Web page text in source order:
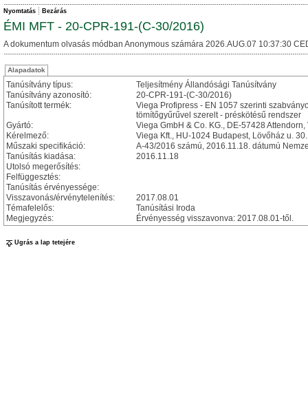
Nyomtatás Bezárás
ÉMI MFT - 20-CPR-191-(C-30/2016)
A dokumentum olvasás módban Anonymous számára 2026.AUG.07 10:37:30
Alapadatok
Tanúsítvány típus:
Teljesítmény Állandósági Tanúsítvány
Tanúsítvány azonosító:
20-CPR-191-(C-30/2016)
Tanúsított termék:
Viega Profipress - EN 1057 szerinti
tömítőgyűrűvel szerelt - préskötésű rendszer
Gyártó:
Viega GmbH & Co. KG., DE-57428
Kérelmező:
Viega Kft., HU-1024 Budapest, Lövőház u. 30.
Műszaki specifikáció:
A-43/2016 számú, 2016.11.18. dátumú
Tanúsítás kiadása:
2016.11.18
Utolsó megerősítés:
Felfüggesztés:
Tanúsítás érvényessége:
Visszavonás/érvénytelenítés:
2017.08.01
Témafelelős:
Tanúsítási Iroda
Megjegyzés:
Érvényesség visszavonva: 2017.08.01-től.
Ugrás a lap tetejére